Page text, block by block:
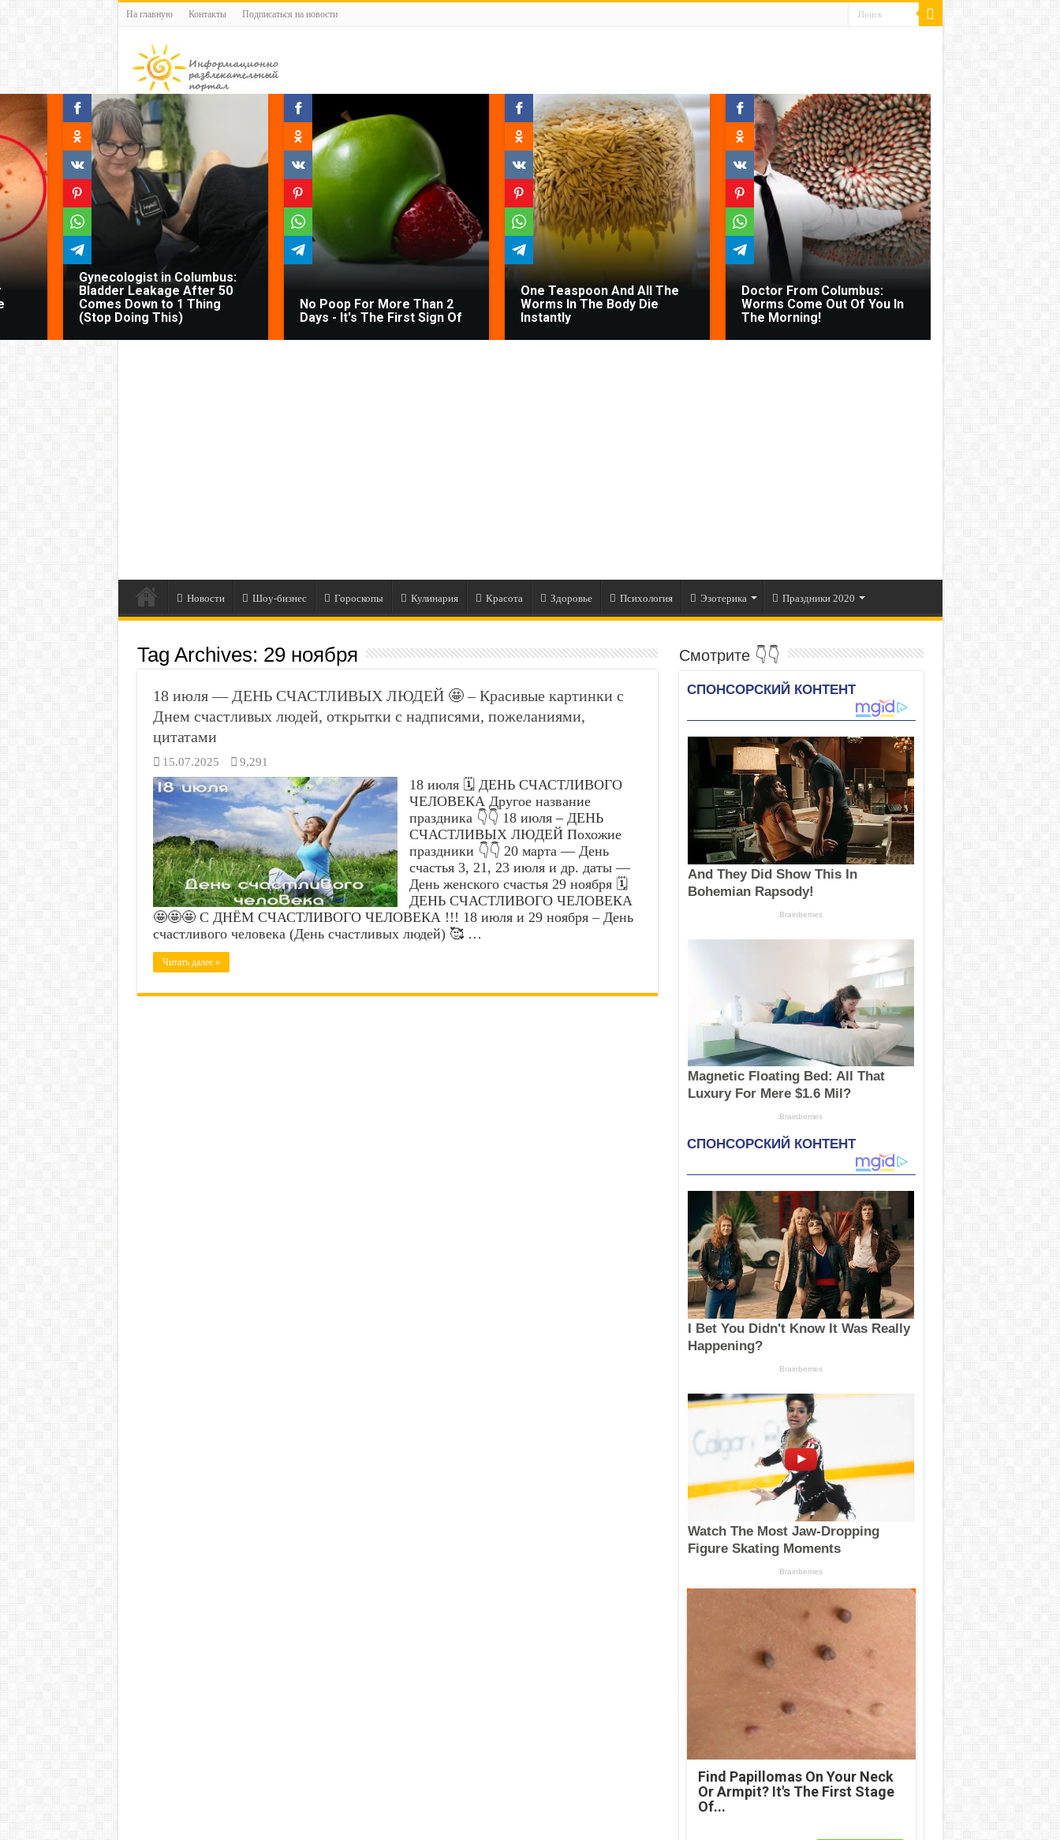
На главную Контакты Подписаться на новости
Gynecologist in Columbus:
Bladder Leakage After 50
Comes Down to 1 Thing
(Stop Doing This)
No Poop For More Than 2
Days - It's The First Sign Of
One Teaspoon And All The
Worms In The Body Die
Instantly
Doctor From Columbus:
Worms Come Out Of You In
The Morning!
Новости Шоу-бизнес Гороскопы Кулинария Красота Здоровье Психология Эзотерика Праздники 2020
Tag Archives: 29 ноября
18 июля — ДЕНЬ СЧАСТЛИВЫХ ЛЮДЕЙ 🤩 – Красивые картинки с
Днем счастливых людей, открытки с надписями, пожеланиями,
цитатами
15.07.2025 9,291
18 июля 🗓️ ДЕНЬ СЧАСТЛИВОГО
ЧЕЛОВЕКА Другое название
праздника 👇👇 18 июля – ДЕНЬ
СЧАСТЛИВЫХ ЛЮДЕЙ Похожие
праздники 👇👇 20 марта — День
счастья 3, 21, 23 июля и др. даты —
День женского счастья 29 ноября 🗓️
ДЕНЬ СЧАСТЛИВОГО ЧЕЛОВЕКА
🤩🤩🤩 С ДНЁМ СЧАСТЛИВОГО ЧЕЛОВЕКА !!! 18 июля и 29 ноября – День
счастливого человека (День счастливых людей) 🥰 …
Читать далее »
Смотрите 👇👇
Find Papillomas On Your Neck
Or Armpit? It's The First Stage
Of...